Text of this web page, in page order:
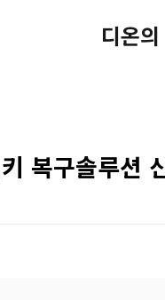
디온
복구솔루션